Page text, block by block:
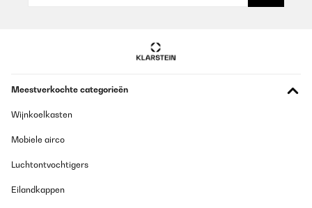
Meestverkochte categorieën
Wijnkoelkasten
Mobiele airco
Luchtontvochtigers
Eilandkappen